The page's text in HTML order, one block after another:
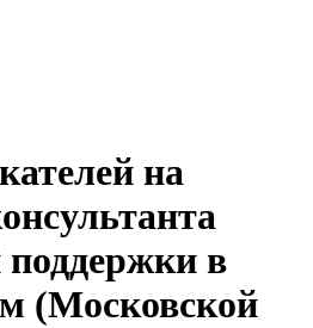
на
поддержки в
(Московской